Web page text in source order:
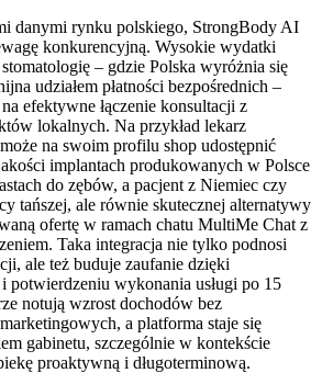
danymi rynku polskiego, StrongBody AI
konkurencyjną. Wysokie wydatki
– gdzie Polska wyróżnia się
udziałem płatności bezpośrednich –
efektywne łączenie konsultacji z
lokalnych. Na przykład lekarz
na swoim profilu shop udostępnić
implantach produkowanych w Polsce
do zębów, a pacjent z Niemiec czy
tańszej, ale równie skutecznej alternatywy
ofertę w ramach chatu MultiMe Chat z
Taka integracja nie tylko podnosi
ale też buduje zaufanie dzięki
potwierdzeniu wykonania usługi po 15
notują wzrost dochodów bez
a platforma staje się
gabinetu, szczególnie w kontekście
proaktywną i długoterminową.